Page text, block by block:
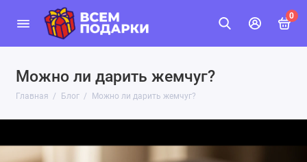
0
Можно ли дарить жемчуг?
Главная Блог Можно ли дарить жемчуг?